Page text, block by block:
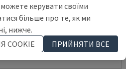
22.000 €
керувати своїми
більше про те, як ми
нижче.
ПРИЙНЯТИ ВСЕ